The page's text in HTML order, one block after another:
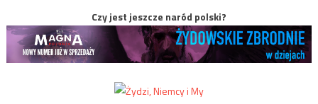
Czy jest jeszcze naród polski?